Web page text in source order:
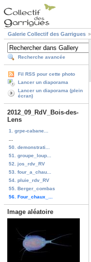
Galerie Collectif des Garrigues
Recherche avancée
Fil RSS pour cette photo
Lancer un diaporama
Lancer un diaporama (plein
écran)
2012_09_RdV_Bois-des-
Lens
1. grpe-cabane...
50. demonstrati...
51. groupe_loup...
52. jos_rdv_RV
53. four_a_chau...
54. pluie_rdv_RV
55. Berger_combas
56. Four_chaux_...
Image aléatoire